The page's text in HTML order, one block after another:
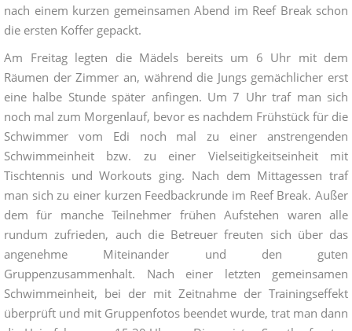
nach einem kurzen gemeinsamen Abend im Reef Break schon
die ersten Koffer gepackt.
Am Freitag legten die Mädels bereits um 6 Uhr mit dem
Räumen der Zimmer an, während die Jungs gemächlicher erst
eine halbe Stunde später anfingen. Um 7 Uhr traf man sich
noch mal zum Morgenlauf, bevor es nachdem Frühstück für die
Schwimmer vom Edi noch mal zu einer anstrengenden
Schwimmeinheit bzw. zu einer Vielseitigkeitseinheit mit
Tischtennis und Workouts ging. Nach dem Mittagessen traf
man sich zu einer kurzen Feedbackrunde im Reef Break. Außer
dem für manche Teilnehmer frühen Aufstehen waren alle
rundum zufrieden, auch die Betreuer freuten sich über das
angenehme Miteinander und den guten
Gruppenzusammenhalt. Nach einer letzten gemeinsamen
Schwimmeinheit, bei der mit Zeitnahme der Trainingseffekt
überprüft und mit Gruppenfotos beendet wurde, trat man dann